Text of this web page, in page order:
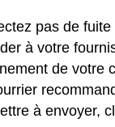
pas de
à votre
de votre
à envoyer,